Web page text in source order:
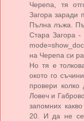
Черепа, тя
Загора заради
Пълна лъжа.
Стара Загора
на Черепа си
Но тя е
окото го
провери колко
Ловеч и
запомних
20. И да не се